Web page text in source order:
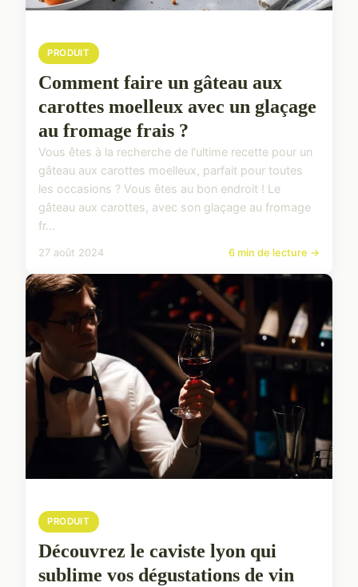
PRODUIT
Comment faire un gâteau aux
carottes moelleux avec un glaçage
au fromage frais ?
Vous êtes à la recherche de l'ultime recette pour un
gâteau aux carottes moelleux, parfait pour toutes
les occasions ? Vous êtes au bon endroit ! Le
gâteau aux carottes, avec son glaçage au fromage
fr...
27 août 2024 6 min de lecture →
PRODUIT
Découvrez le caviste lyon qui
sublime vos dégustations de vin